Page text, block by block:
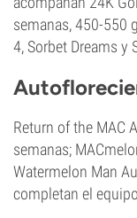
semanas, 450-550
4, Sorbet Dreams y
Return of the MAC
semanas;
Watermelon Man
completan el